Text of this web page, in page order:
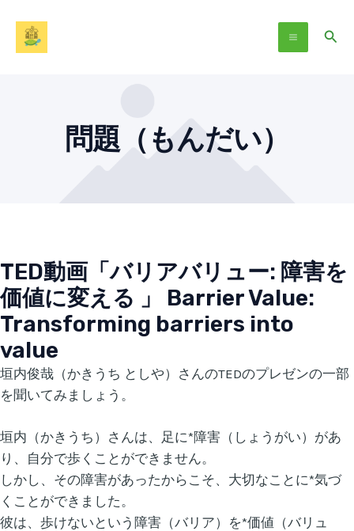
content
Main
Menu
問題（もんだい）
TED動画「バリアバリュー: 障害を
価値に変える 」 Barrier Value:
Transforming barriers into
value
垣内俊哉（かきうち としや）さんのTEDのプレゼンの一部
を聞いてみましょう。
垣内（かきうち）さんは、足に*障害（しょうがい）があ
り、自分で歩くことができません。
しかし、その障害があったからこそ、大切なことに*気づ
くことができました。
彼は、歩けないという障害（バリア）を*価値（バリュ